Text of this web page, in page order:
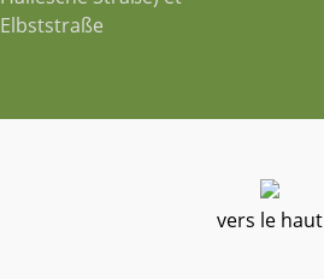
Elbststraße
vers le haut